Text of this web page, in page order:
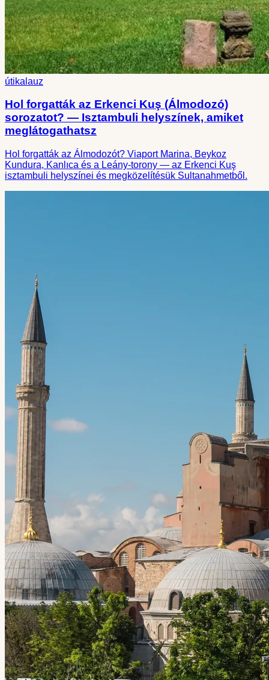
útikalauz
Hol forgatták az Erkenci Kuş (Álmodozó)
sorozatot? — Isztambuli helyszínek, amiket
meglátogathatsz
Hol forgatták az Álmodozót? Viaport Marina, Beykoz
Kundura, Kanlıca és a Leány-torony — az Erkenci Kuş
isztambuli helyszínei és megközelítésük Sultanahmetből.